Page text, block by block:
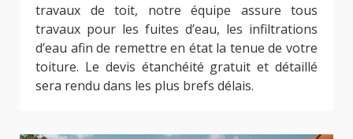
travaux de toit, notre équipe assure tous
travaux pour les fuites d’eau, les infiltrations
d’eau afin de remettre en état la tenue de votre
toiture. Le devis étanchéité gratuit et détaillé
sera rendu dans les plus brefs délais.